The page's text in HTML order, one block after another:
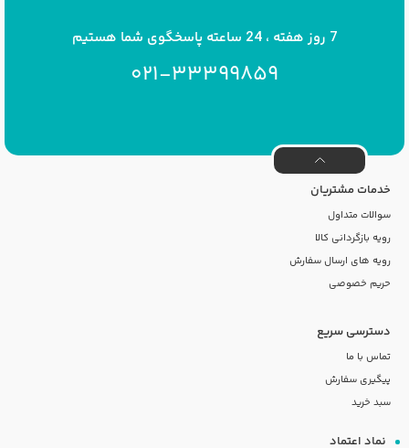
7 روز هفته ، 24 ساعته پاسخگوی شما هستیم
021-33399859
خدمات مشتریان
سوالات متداول
رویه بازگردانی کالا
رویه های ارسال سفارش
حریم خصوصی
دسترسی سریع
تماس با ما
پیگیری سفارش
سبد خرید
نماد اعتماد